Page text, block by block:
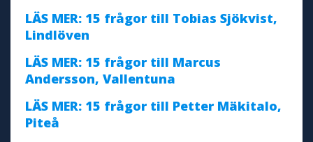
LÄS MER: 15 frågor till Tobias Sjökvist,
Lindlöven
LÄS MER: 15 frågor till Marcus
Andersson, Vallentuna
LÄS MER: 15 frågor till Petter Mäkitalo,
Piteå